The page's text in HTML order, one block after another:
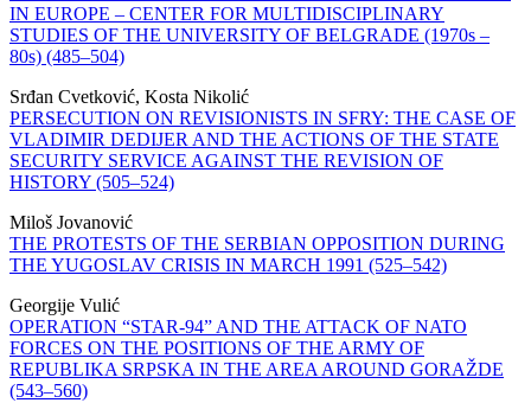
IN EUROPE – CENTER FOR MULTIDISCIPLINARY
STUDIES OF THE UNIVERSITY OF BELGRADE (1970s –
80s) (485–504)
Srđan Cvetković, Kosta Nikolić
PERSECUTION ON REVISIONISTS IN SFRY: THE CASE OF
VLADIMIR DEDIJER AND THE ACTIONS OF THE STATE
SECURITY SERVICE AGAINST THE REVISION OF
HISTORY (505–524)
Miloš Jovanović
THE PROTESTS OF THE SERBIAN OPPOSITION DURING
THE YUGOSLAV CRISIS IN MARCH 1991 (525–542)
Georgije Vulić
OPERATION “STAR-94” AND THE ATTACK OF NATO
FORCES ON THE POSITIONS OF THE ARMY OF
REPUBLIKA SRPSKA IN THE AREA AROUND GORAŽDE
(543–560)